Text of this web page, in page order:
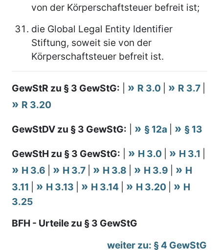
von der Körperschaftsteuer befreit ist;
die Global Legal Entity Identifier
Stiftung, soweit sie von der
Körperschaftsteuer befreit ist.
GewStR zu § 3 GewStG: R 3.0 R 3.7
R 3.20
GewStDV zu § 3 GewStG: § 12a § 13
GewStH zu § 3 GewStG: H 3.0 H 3.1
H 3.6
H 3.7 H 3.8 H 3.9
H
3.11
H 3.13 H 3.14 H 3.20
H
3.25
BFH - Urteile zu § 3 GewStG
weiter zu: § 4 GewStG